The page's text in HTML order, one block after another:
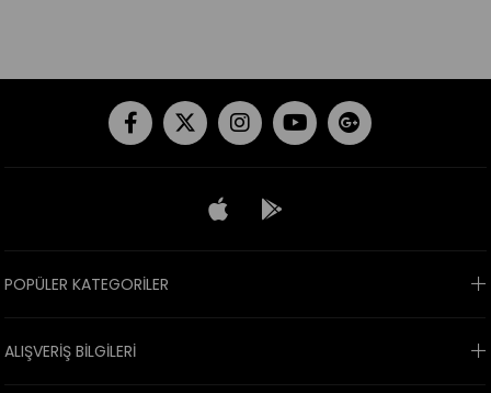
POPÜLER KATEGORİLER
ALIŞVERİŞ BİLGİLERİ